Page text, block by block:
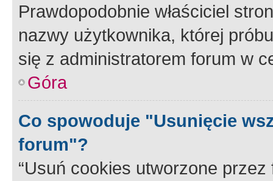
Prawdopodobnie właściciel
nazwy użytkownika, której
się z administratorem forum w
Góra
Co spowoduje "Usunięcie
forum"?
“Usuń cookies utworzone